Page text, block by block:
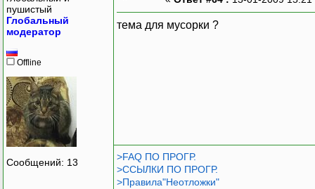
пушистый
Глобальный
модератор
Offline
Сообщений: 13
тема для мусорки ?
>FAQ ПО ПРОГР.
>ССЫЛКИ ПО ПРОГР.
>Правила"Неотложки"